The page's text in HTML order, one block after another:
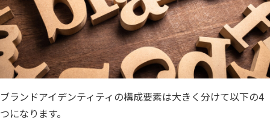
ブランドアイデンティティの構成要素は大きく分けて以下の4
つになります。